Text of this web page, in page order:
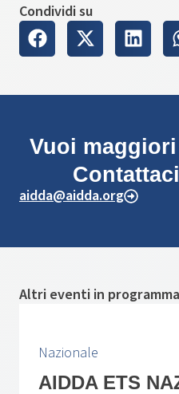
Condividi su
Vuoi
aidda@aidda.org
Altri eventi in programma
Nazionale
AIDDA ETS